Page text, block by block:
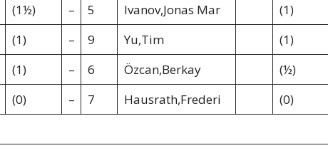
(1½) – 5 Ivanov,Jonas Mar (1)
(1) – 9 Yu,Tim (1)
(1) – 6 Özcan,Berkay (½)
(0) – 7 Hausrath,Frederi (0)